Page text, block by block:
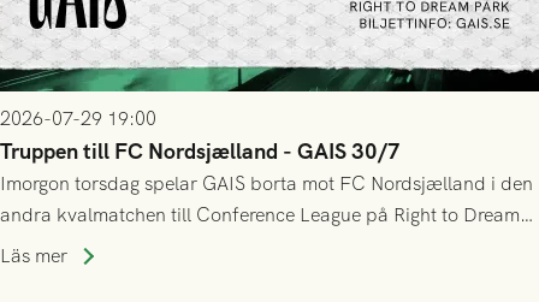
2026-07-29 19:00
Truppen till FC Nordsjælland - GAIS 30/7
Imorgon torsdag spelar GAIS borta mot FC Nordsjælland i den
andra kvalmatchen till Conference League på Right to Dream
Park! Fredrik Holmberg och ledarstaben har tagit ut följande
Läs mer